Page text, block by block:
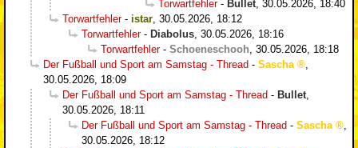
Torwartfehler- Bullet 30.05.2026, 18:40
Torwartfehler- istar 30.05.2026, 18:12
Torwartfehler- Diabolus 30.05.2026, 18:16
Torwartfehler- Schoeneschooh 30.05.2026, 18:18
Der Fußball und Sport am Samstag - Thread - Sascha
30.05.2026, 18:09
Der Fußball und Sport am Samstag - Thread - Bullet
30.05.2026, 18:11
Der Fußball und Sport am Samstag - Thread - Sascha
30.05.2026, 18:12